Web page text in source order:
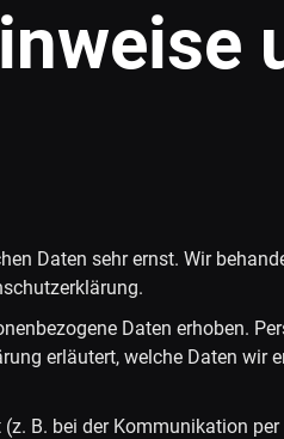
Daten sehr ernst. Wir
Daten erhoben.
erläutert, welche Daten wir
B. bei der Kommunikation